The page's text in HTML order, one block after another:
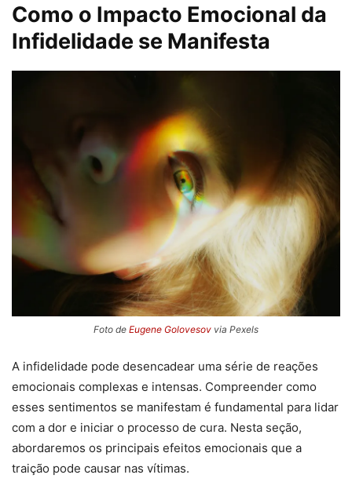
Como o Impacto Emocional da
Infidelidade se Manifesta
Foto de Eugene Golovesov via Pexels
A infidelidade pode desencadear uma série de reações
emocionais complexas e intensas. Compreender como
esses sentimentos se manifestam é fundamental para lidar
com a dor e iniciar o processo de cura. Nesta seção,
abordaremos os principais efeitos emocionais que a
traição pode causar nas vítimas.